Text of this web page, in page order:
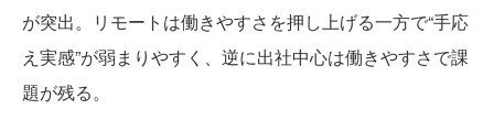
が突出。リモートは働きやすさを押し上げる一方で“手応
え実感”が弱まりやすく、逆に出社中心は働きやすさで課
題が残る。